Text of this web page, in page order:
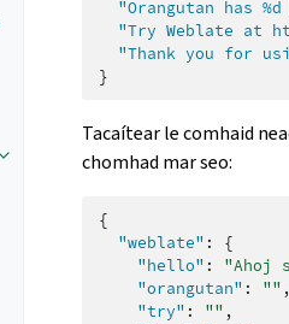
"Orangutan has
"Try Weblate at
"Thank you for
}
Tacaítear le comhaid
chomhad mar seo:
{
"weblate" :
{
"hello" : "Ahoj
"orangutan" : "" ,
"try" : "" ,